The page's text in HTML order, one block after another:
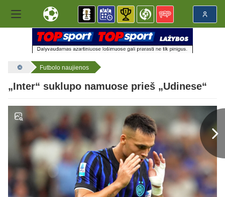
Futbolo naujienos
„Inter“ suklupo namuose prieš „Udinese“